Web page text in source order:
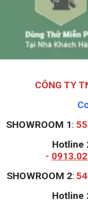
CÔNG TY
SHOWROOM 1:
Hotline
-
SHOWROOM 2:
Hotline